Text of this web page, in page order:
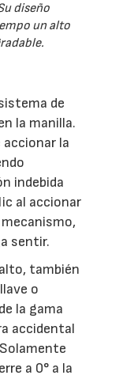
diseño
un alto
de
la manilla.
la
indebida
al accionar
sentir.
también
o
la gama
accidental
a 0° a la